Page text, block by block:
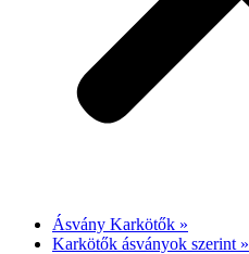
Ásvány Karkötők »
Karkötők ásványok szerint »